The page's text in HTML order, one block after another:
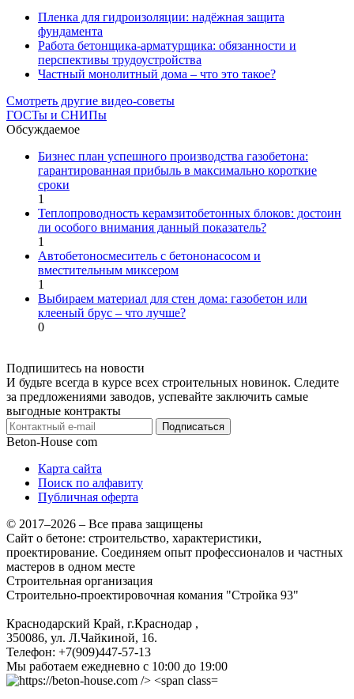
Пленка для гидроизоляции: надёжная защита
фундамента
Работа бетонщика-арматурщика: обязанности и
перспективы трудоустройства
Частный монолитный дома – что это такое?
Смотреть другие видео-советы
ГОСТы и СНИПы
Обсуждаемое
Бизнес план успешного производства газобетона:
гарантированная прибыль в максимально короткие
сроки
1
Теплопроводность керамзитобетонных блоков: достоин
ли особого внимания данный показатель?
1
Автобетоносмеситель с бетононасосом и
вместительным миксером
1
Выбираем материал для стен дома: газобетон или
клееный брус – что лучше?
0
Подпишитесь на новости
И будьте всегда в курсе всех строительных новинок. Следите
за предложениями заводов, успевайте заключить самые
выгодные контракты
Подписаться
Beton-House com
Карта сайта
Поиск по алфавиту
Публичная оферта
© 2017–2026 – Все права защищены
Сайт о бетоне: строительство, характеристики,
проектирование. Соединяем опыт профессионалов и частных
мастеров в одном месте
Строительная организация
Строительно-проектировочная комания "Стройка 93"
Краснодарский Край, г.Краснодар ,
350086, ул. Л.Чайкиной, 16.
Телефон: +7(909)447-57-13
Мы работаем ежедневно с 10:00 до 19:00